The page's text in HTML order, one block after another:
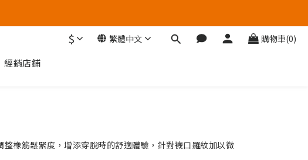
$ 繁體中文 購物車(0)
經銷店鋪
橡筋鬆緊度，增添穿脫時的舒適體驗，針對襪口羅紋加以微